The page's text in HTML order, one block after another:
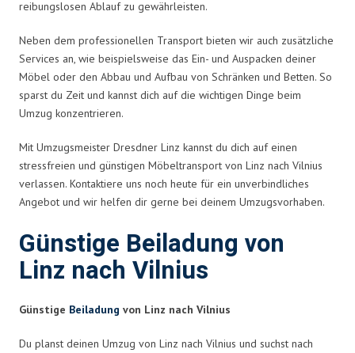
reibungslosen Ablauf zu gewährleisten.
Neben dem professionellen Transport bieten wir auch zusätzliche
Services an, wie beispielsweise das Ein- und Auspacken deiner
Möbel oder den Abbau und Aufbau von Schränken und Betten. So
sparst du Zeit und kannst dich auf die wichtigen Dinge beim
Umzug konzentrieren.
Mit Umzugsmeister Dresdner Linz kannst du dich auf einen
stressfreien und günstigen Möbeltransport von Linz nach Vilnius
verlassen. Kontaktiere uns noch heute für ein unverbindliches
Angebot und wir helfen dir gerne bei deinem Umzugsvorhaben.
Günstige Beiladung von
Linz nach Vilnius
Günstige Beiladung von Linz nach Vilnius
Du planst deinen Umzug von Linz nach Vilnius und suchst nach